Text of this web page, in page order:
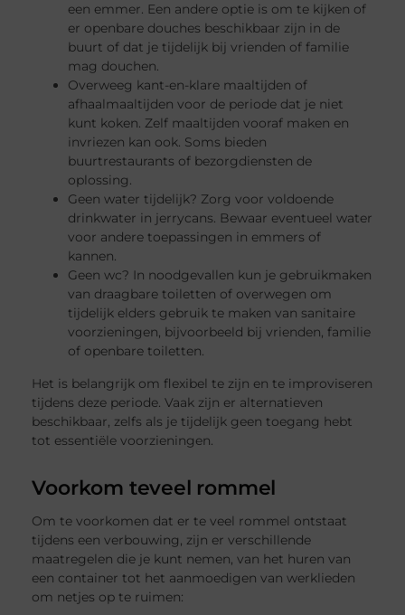
een emmer. Een andere optie is om te kijken of
er openbare douches beschikbaar zijn in de
buurt of dat je tijdelijk bij vrienden of familie
mag douchen.
Overweeg kant-en-klare maaltijden of
afhaalmaaltijden voor de periode dat je niet
kunt koken. Zelf maaltijden vooraf maken en
invriezen kan ook. Soms bieden
buurtrestaurants of bezorgdiensten de
oplossing.
Geen water tijdelijk? Zorg voor voldoende
drinkwater in jerrycans. Bewaar eventueel water
voor andere toepassingen in emmers of
kannen.
Geen wc? In noodgevallen kun je gebruikmaken
van draagbare toiletten of overwegen om
tijdelijk elders gebruik te maken van sanitaire
voorzieningen, bijvoorbeeld bij vrienden, familie
of openbare toiletten.
Het is belangrijk om flexibel te zijn en te improviseren
tijdens deze periode. Vaak zijn er alternatieven
beschikbaar, zelfs als je tijdelijk geen toegang hebt
tot essentiële voorzieningen.
Voorkom teveel rommel
Om te voorkomen dat er te veel rommel ontstaat
tijdens een verbouwing, zijn er verschillende
maatregelen die je kunt nemen, van het huren van
een container tot het aanmoedigen van werklieden
om netjes op te ruimen: